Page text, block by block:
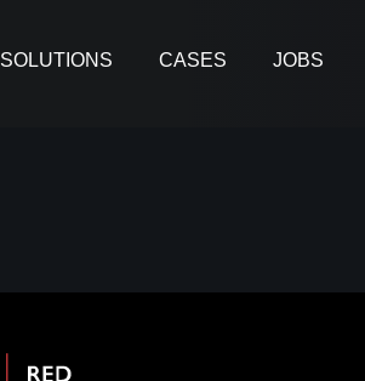
SOLUTIONS CASES JOBS